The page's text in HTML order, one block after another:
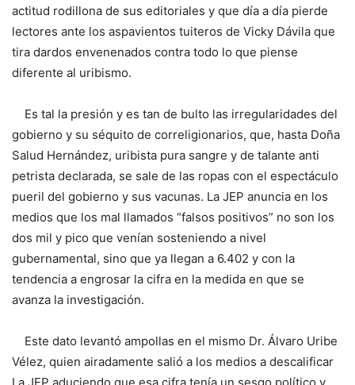
actitud rodillona de sus editoriales y que día a día pierde
lectores ante los aspavientos tuiteros de Vicky Dávila que
tira dardos envenenados contra todo lo que piense
diferente al uribismo.
Es tal la presión y es tan de bulto las irregularidades del
gobierno y su séquito de correligionarios, que, hasta Doña
Salud Hernández, uribista pura sangre y de talante anti
petrista declarada, se sale de las ropas con el espectáculo
pueril del gobierno y sus vacunas. La JEP anuncia en los
medios que los mal llamados “falsos positivos” no son los
dos mil y pico que venían sosteniendo a nivel
gubernamental, sino que ya llegan a 6.402 y con la
tendencia a engrosar la cifra en la medida en que se
avanza la investigación.
Este dato levantó ampollas en el mismo Dr. Álvaro Uribe
Vélez, quien airadamente salió a los medios a descalificar